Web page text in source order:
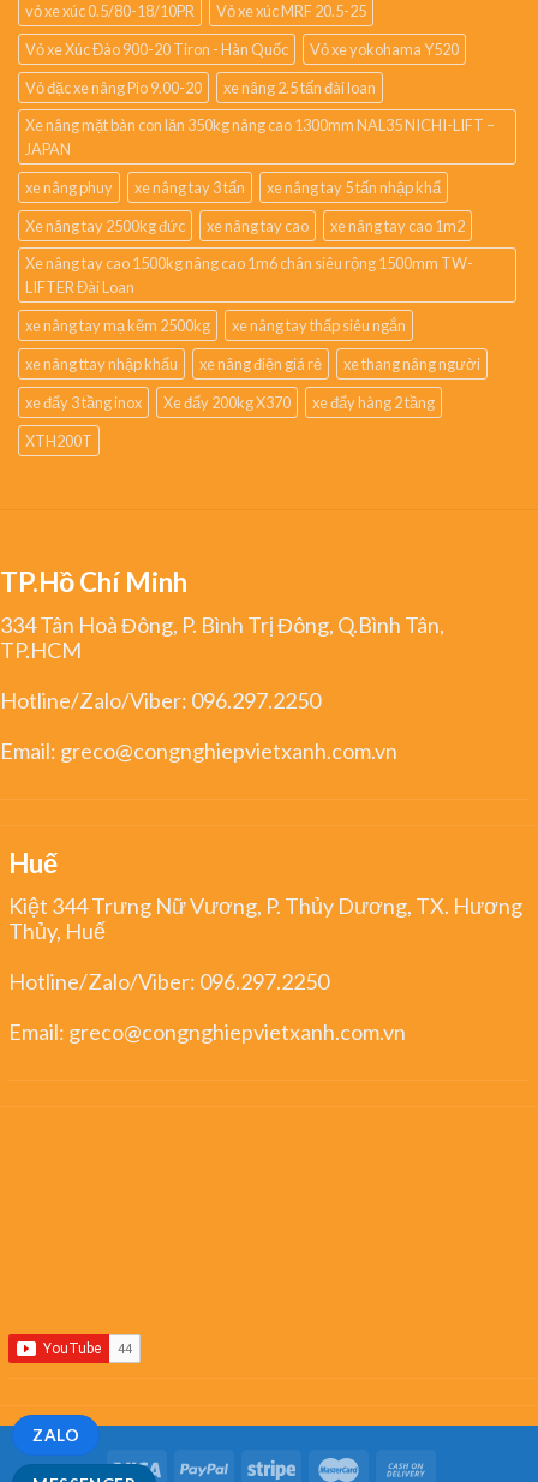
ZALO
vỏ xe xúc 0.5/80-18/10PR
Vỏ xe xúc MRF 20.5-25
Vỏ xe Xúc Đào 900-20 Tiron - Hàn Quốc
Vỏ xe yokohama Y520
Vỏ đặc xe nâng Pio 9.00-20
xe nâng 2.5 tấn đài loan
Xe nâng mặt bàn con lăn 350kg nâng cao 1300mm NAL35 NICHI-LIFT –
JAPAN
xe nâng phuy
xe nâng tay 3 tấn
xe nâng tay 5 tấn nhập khẩ
Xe nâng tay 2500kg đức
xe nâng tay cao
xe nâng tay cao 1m2
Xe nâng tay cao 1500kg nâng cao 1m6 chân siêu rộng 1500mm TW-
LIFTER Đài Loan
xe nâng tay mạ kẽm 2500kg
xe nâng tay thấp siêu ngắn
xe nâng ttay nhập khẩu
xe nâng điện giá rẻ
xe thang nâng người
xe đẩy 3 tầng inox
Xe đẩy 200kg X370
xe đẩy hàng 2 tầng
XTH200T
TP.Hồ Chí Minh
334 Tân Hoà Đông, P. Bình Trị Đông, Q.Bình Tân,
TP.HCM
Hotline/Zalo/Viber: 096.297.2250
Email: greco@congnghiepvietxanh.com.vn
Huế
Kiệt 344 Trưng Nữ Vương, P. Thủy Dương, TX. Hương
Thủy, Huế
Hotline/Zalo/Viber: 096.297.2250
Email: greco@congnghiepvietxanh.com.vn